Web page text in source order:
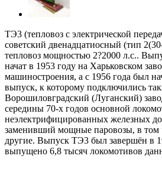
ТЭ3 (тепловоз с электрической
советский двенадцатиосный (тип
тепловоз мощностью 2?2000 л.с..
начат в 1953 году на Харьковском
машиностроения, а с 1956 года был
выпуск, к которому подключились
Ворошиловградский (Луганский)
середины 70-х годов основной
неэлектрифицированных железных
заменивший мощные паровозы, в
другие. Выпуск ТЭ3 был завершён в
выпущено 6,8 тысяч локомотивов